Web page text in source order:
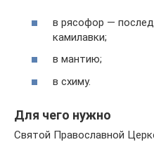
в рясофор —
камилавки;
в мантию;
в схиму.
Для чего нужно
Святой Православной